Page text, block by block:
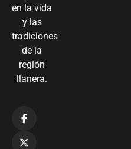
en la vida
y las
tradiciones
de la
región
llanera.